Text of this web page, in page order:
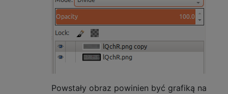
Powstały obraz powinien być grafiką na